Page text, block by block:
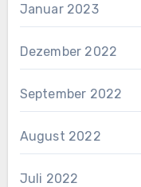
Januar 2023
Dezember 2022
September 2022
August 2022
Juli 2022